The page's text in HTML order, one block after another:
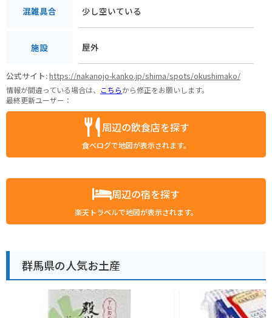
混雑具合 少し空いている
施設 屋外
公式サイト:https://nakanojo-kanko.jp/shima/spots/okushimako/
情報が間違っている場合は、 こちらから修正をお願いします。
最終更新ユーザー：
周辺の飲食店を探す
食べログで地図が表示されます。
周辺の宿を探す
楽天トラベルで地図が表示されます。
群馬県の人気お土産